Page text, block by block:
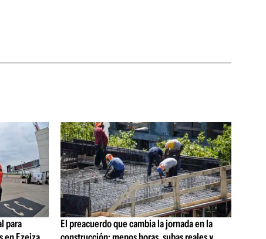
para
El preacuerdo que cambia la jornada en la